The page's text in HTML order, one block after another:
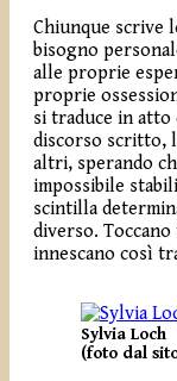
Chiunque scrive
bisogno
alle proprie
proprie
si traduce in atto
discorso scritto,
altri, sperando
impossibile
scintilla
diverso.
innescano così
Sylvia Loch
(foto dal